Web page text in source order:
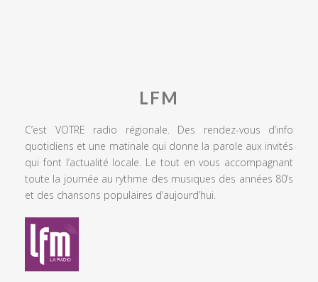
LFM
C’est VOTRE radio régionale. Des rendez-vous d’info
quotidiens et une matinale qui donne la parole aux invités
qui font l’actualité locale. Le tout en vous accompagnant
toute la journée au rythme des musiques des années 80’s
et des chansons populaires d’aujourd’hui.